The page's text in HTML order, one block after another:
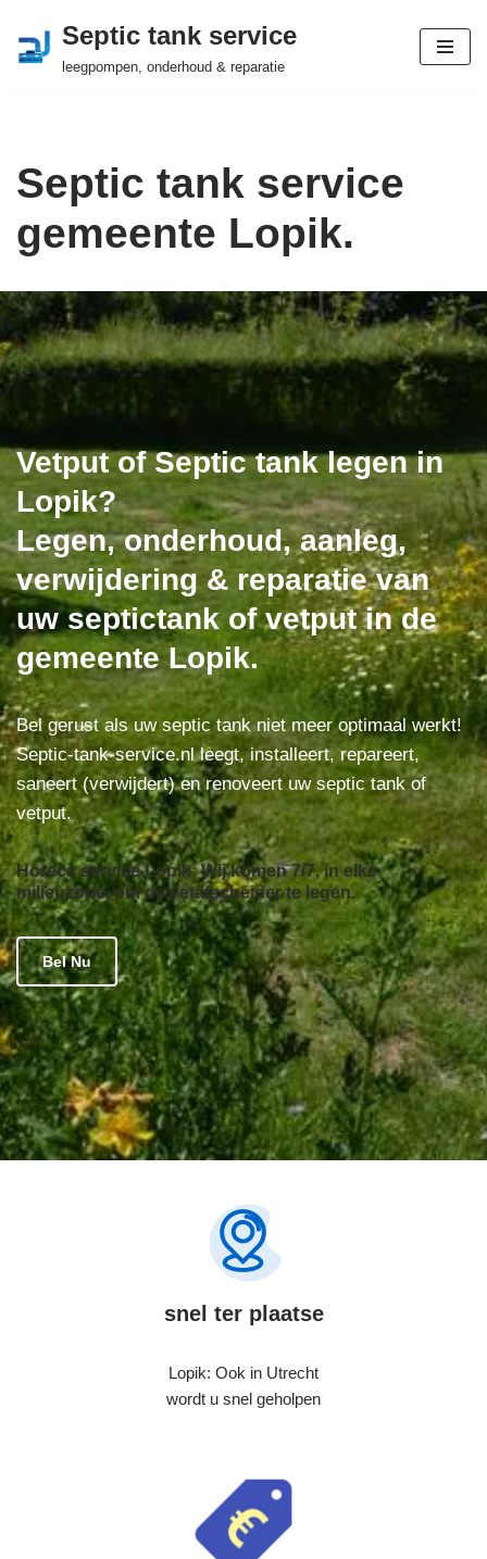
Ga
Septic tank service
leegpompen, onderhoud & reparatie
Septic tank service
gemeente Lopik.
Vetput of Septic tank legen in
Lopik?
Legen, onderhoud, aanleg,
verwijdering & reparatie van
uw septictank of vetput in de
gemeente Lopik.
Bel gerust als uw septic tank niet meer optimaal werkt!
Septic-tank-service.nl leegt, installeert, repareert,
saneert (verwijdert) en renoveert uw septic tank of
vetput.
Horeca service Lopik: Wij komen 7/7, in elke
milieuzone, om de vetafscheider te legen.
Bel Nu
snel ter plaatse
Lopik: Ook in Utrecht
wordt u snel geholpen